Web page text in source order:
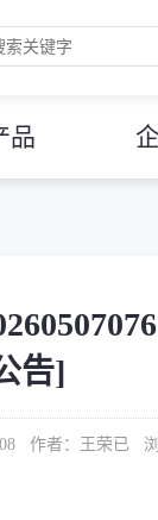
品
告]
作者：王荣已 浏